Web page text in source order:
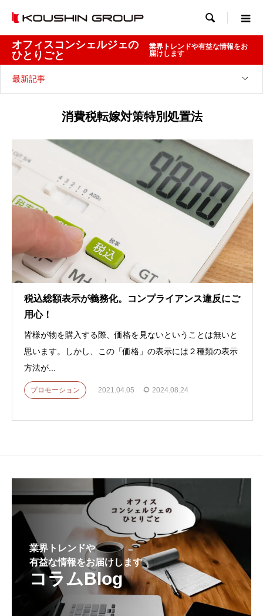

オフィスコンシェルジェの
ひとりごと
業界トレンドや有益な情報をお
届けします
最新記事
消費税転嫁対策特別処置法
税込総額表示が義務化。コンプライアンス違反にご
用心！
皆様が物を購入する際、価格を見ないということは無いと
思います。しかし、この「価格」の表示には２種類の表示
方法が...
プロモーション 2021.04.05 2024.08.24
業界トレンドや
有益な情報をお届けします
コラムBlog